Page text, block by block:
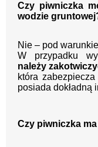
Czy piwniczka
wodzie
Nie – pod
W przypadku
należy
która
posiada dokładną
Czy piwniczka